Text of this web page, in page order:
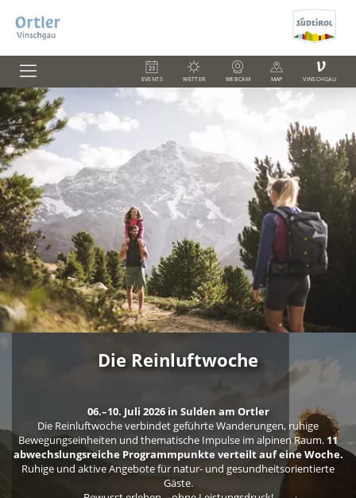
EVENTS WETTER WEBCAM MAP
V
VINSCHGAU
Die Reinluftwoche
06.–10. Juli 2026 in Sulden am Ortler
Die Reinluftwoche verbindet geführte Wanderungen, ruhige
Bewegungseinheiten und thematische Impulse im alpinen Raum. 11
abwechslungsreiche Programmpunkte verteilt auf eine Woche.
Ruhige und aktive Angebote für natur- und gesundheitsorientierte
Gäste.